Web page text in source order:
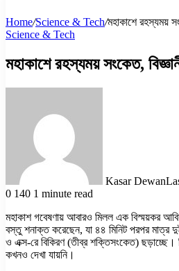
Home/Science & Tech/মহাকাশে রহস্যময়
Science & Tech
মহাকাশে রহস্যময় সংকেত,
Kasar Dewan
0 140 1 minute read
মহাকাশ গবেষণায় আবারও মিলল এক বিস্ময়কর
বস্তু শনাক্ত করেছেন, যা ৪৪ মিনিট পরপর মাত্র
ও এক্স-রে বিকিরণ (তীব্র শক্তিসংকেত)
কখনও দেখা যায়নি।